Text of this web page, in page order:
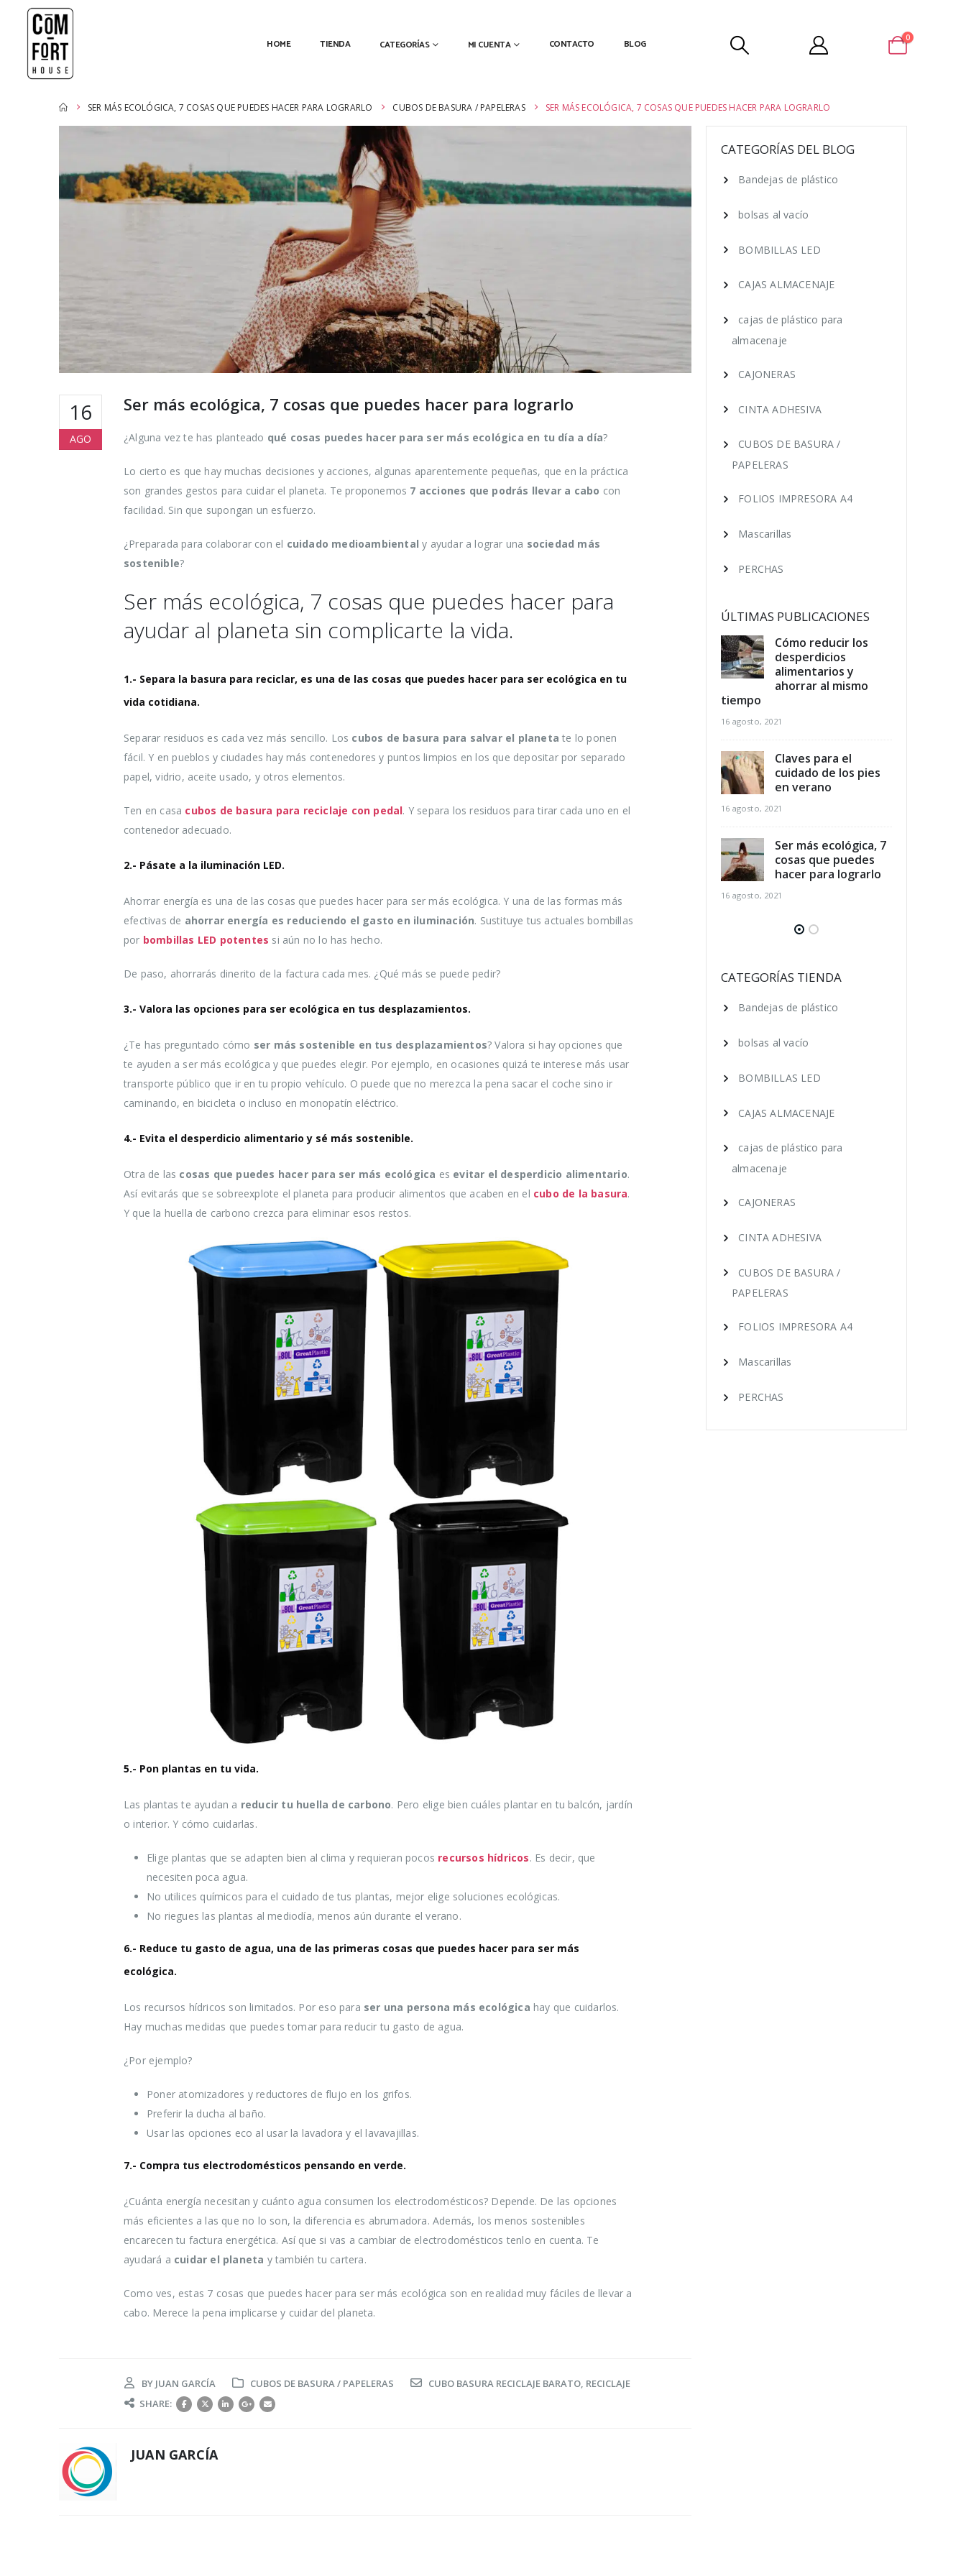
HOME TIENDA CATEGORÍAS MI CUENTA CONTACTO BLOG 0
SER MÁS ECOLÓGICA, 7 COSAS QUE PUEDES HACER PARA LOGRARLO CUBOS DE BASURA / PAPELERAS SER MÁS ECOLÓGICA, 7 COSAS QUE PUEDES HACER PARA LOGRARLO
16
AGO
Ser más ecológica, 7 cosas que puedes hacer para lograrlo
¿Alguna vez te has planteado qué cosas puedes hacer para ser más ecológica en tu día a día?
Lo cierto es que hay muchas decisiones y acciones, algunas aparentemente pequeñas, que en la práctica
son grandes gestos para cuidar el planeta. Te proponemos 7 acciones que podrás llevar a cabo con
facilidad. Sin que supongan un esfuerzo.
¿Preparada para colaborar con el cuidado medioambientaly ayudar a lograr una sociedad más
sostenible?
Ser más ecológica, 7 cosas que puedes hacer para
ayudar al planeta sin complicarte la vida.
1.- Separa la basura para reciclar, es una de las cosas que puedes hacer para ser ecológica en tu
vida cotidiana.
Separar residuos es cada vez más sencillo. Los cubos de basura para salvar el planeta te lo ponen
fácil. Y en pueblos y ciudades hay más contenedores y puntos limpios en los que depositar por separado
papel, vidrio, aceite usado, y otros elementos.
Ten en casa cubos de basura para reciclaje con pedal. Y separa los residuos para tirar cada uno en el
contenedor adecuado.
2.- Pásate a la iluminación LED.
Ahorrar energía es una de las cosas que puedes hacer para ser más ecológica. Y una de las formas más
efectivas de ahorrar energía es reduciendo el gasto en iluminación. Sustituye tus actuales bombillas
por bombillas LED potentes si aún no lo has hecho.
De paso, ahorrarás dinerito de la factura cada mes. ¿Qué más se puede pedir?
3.- Valora las opciones para ser ecológica en tus desplazamientos.
¿Te has preguntado cómo ser más sostenible en tus desplazamientos? Valora si hay opciones que
te ayuden a ser más ecológica y que puedes elegir. Por ejemplo, en ocasiones quizá te interese más usar
transporte público que ir en tu propio vehículo. O puede que no merezca la pena sacar el coche sino ir
caminando, en bicicleta o incluso en monopatín eléctrico.
4.- Evita el desperdicio alimentario y sé más sostenible.
Otra de las cosas que puedes hacer para ser más ecológica es evitar el desperdicio alimentario.
Así evitarás que se sobreexplote el planeta para producir alimentos que acaben en el cubo de la basura.
Y que la huella de carbono crezca para eliminar esos restos.
5.- Pon plantas en tu vida.
Las plantas te ayudan a reducir tu huella de carbono. Pero elige bien cuáles plantar en tu balcón, jardín
o interior. Y cómo cuidarlas.
Elige plantas que se adapten bien al clima y requieran pocos recursos hídricos. Es decir, que
necesiten poca agua.
No utilices químicos para el cuidado de tus plantas, mejor elige soluciones ecológicas.
No riegues las plantas al mediodía, menos aún durante el verano.
6.- Reduce tu gasto de agua, una de las primeras cosas que puedes hacer para ser más
ecológica.
Los recursos hídricos son limitados. Por eso para ser una persona más ecológica hay que cuidarlos.
Hay muchas medidas que puedes tomar para reducir tu gasto de agua.
¿Por ejemplo?
Poner atomizadores y reductores de flujo en los grifos.
Preferir la ducha al baño.
Usar las opciones eco al usar la lavadora y el lavavajillas.
7.- Compra tus electrodomésticos pensando en verde.
¿Cuánta energía necesitan y cuánto agua consumen los electrodomésticos? Depende. De las opciones
más eficientes a las que no lo son, la diferencia es abrumadora. Además, los menos sostenibles
encarecen tu factura energética. Así que si vas a cambiar de electrodomésticos tenlo en cuenta. Te
ayudará a cuidar el planeta y también tu cartera.
Como ves, estas 7 cosas que puedes hacer para ser más ecológica son en realidad muy fáciles de llevar a
cabo. Merece la pena implicarse y cuidar del planeta.
BY JUAN GARCÍA CUBOS DE BASURA / PAPELERAS CUBO BASURA RECICLAJE BARATO, RECICLAJE
SHARE:
JUAN GARCÍA
CATEGORÍAS DEL BLOG
Bandejas de plástico
bolsas al vacío
BOMBILLAS LED
CAJAS ALMACENAJE
cajas de plástico para
almacenaje
CAJONERAS
CINTA ADHESIVA
CUBOS DE BASURA /
PAPELERAS
FOLIOS IMPRESORA A4
Mascarillas
PERCHAS
ÚLTIMAS PUBLICACIONES
Cómo reducir los
alimentarios y
ahorrar al mismo
Claves para el
16 agosto, 2021
prendas delicadas
por las que merece
la pena reciclar
Cómo reducir los
desperdicios
alimentarios y
ahorrar al mismo
tiempo
16 agosto, 2021
Claves para el
cuidado de los pies
en verano
16 agosto, 2021
Ser más ecológica, 7
cosas que puedes
hacer para lograrlo
16 agosto, 2021
CATEGORÍAS TIENDA
Bandejas de plástico
bolsas al vacío
BOMBILLAS LED
CAJAS ALMACENAJE
cajas de plástico para
almacenaje
CAJONERAS
CINTA ADHESIVA
CUBOS DE BASURA /
PAPELERAS
FOLIOS IMPRESORA A4
Mascarillas
PERCHAS